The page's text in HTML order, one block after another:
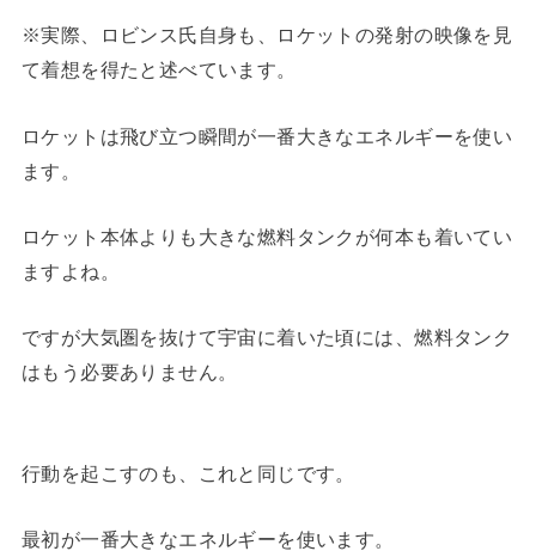
※実際、ロビンス氏自身も、ロケットの発射の映像を見
て着想を得たと述べています。
ロケットは飛び立つ瞬間が一番大きなエネルギーを使い
ます。
ロケット本体よりも大きな燃料タンクが何本も着いてい
ますよね。
ですが大気圏を抜けて宇宙に着いた頃には、燃料タンク
はもう必要ありません。
行動を起こすのも、これと同じです。
最初が一番大きなエネルギーを使います。